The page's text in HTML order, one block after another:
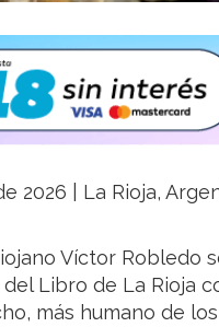
2026 | La Rioja,
Víctor Robledo
del Libro de La Rioja
más humano de